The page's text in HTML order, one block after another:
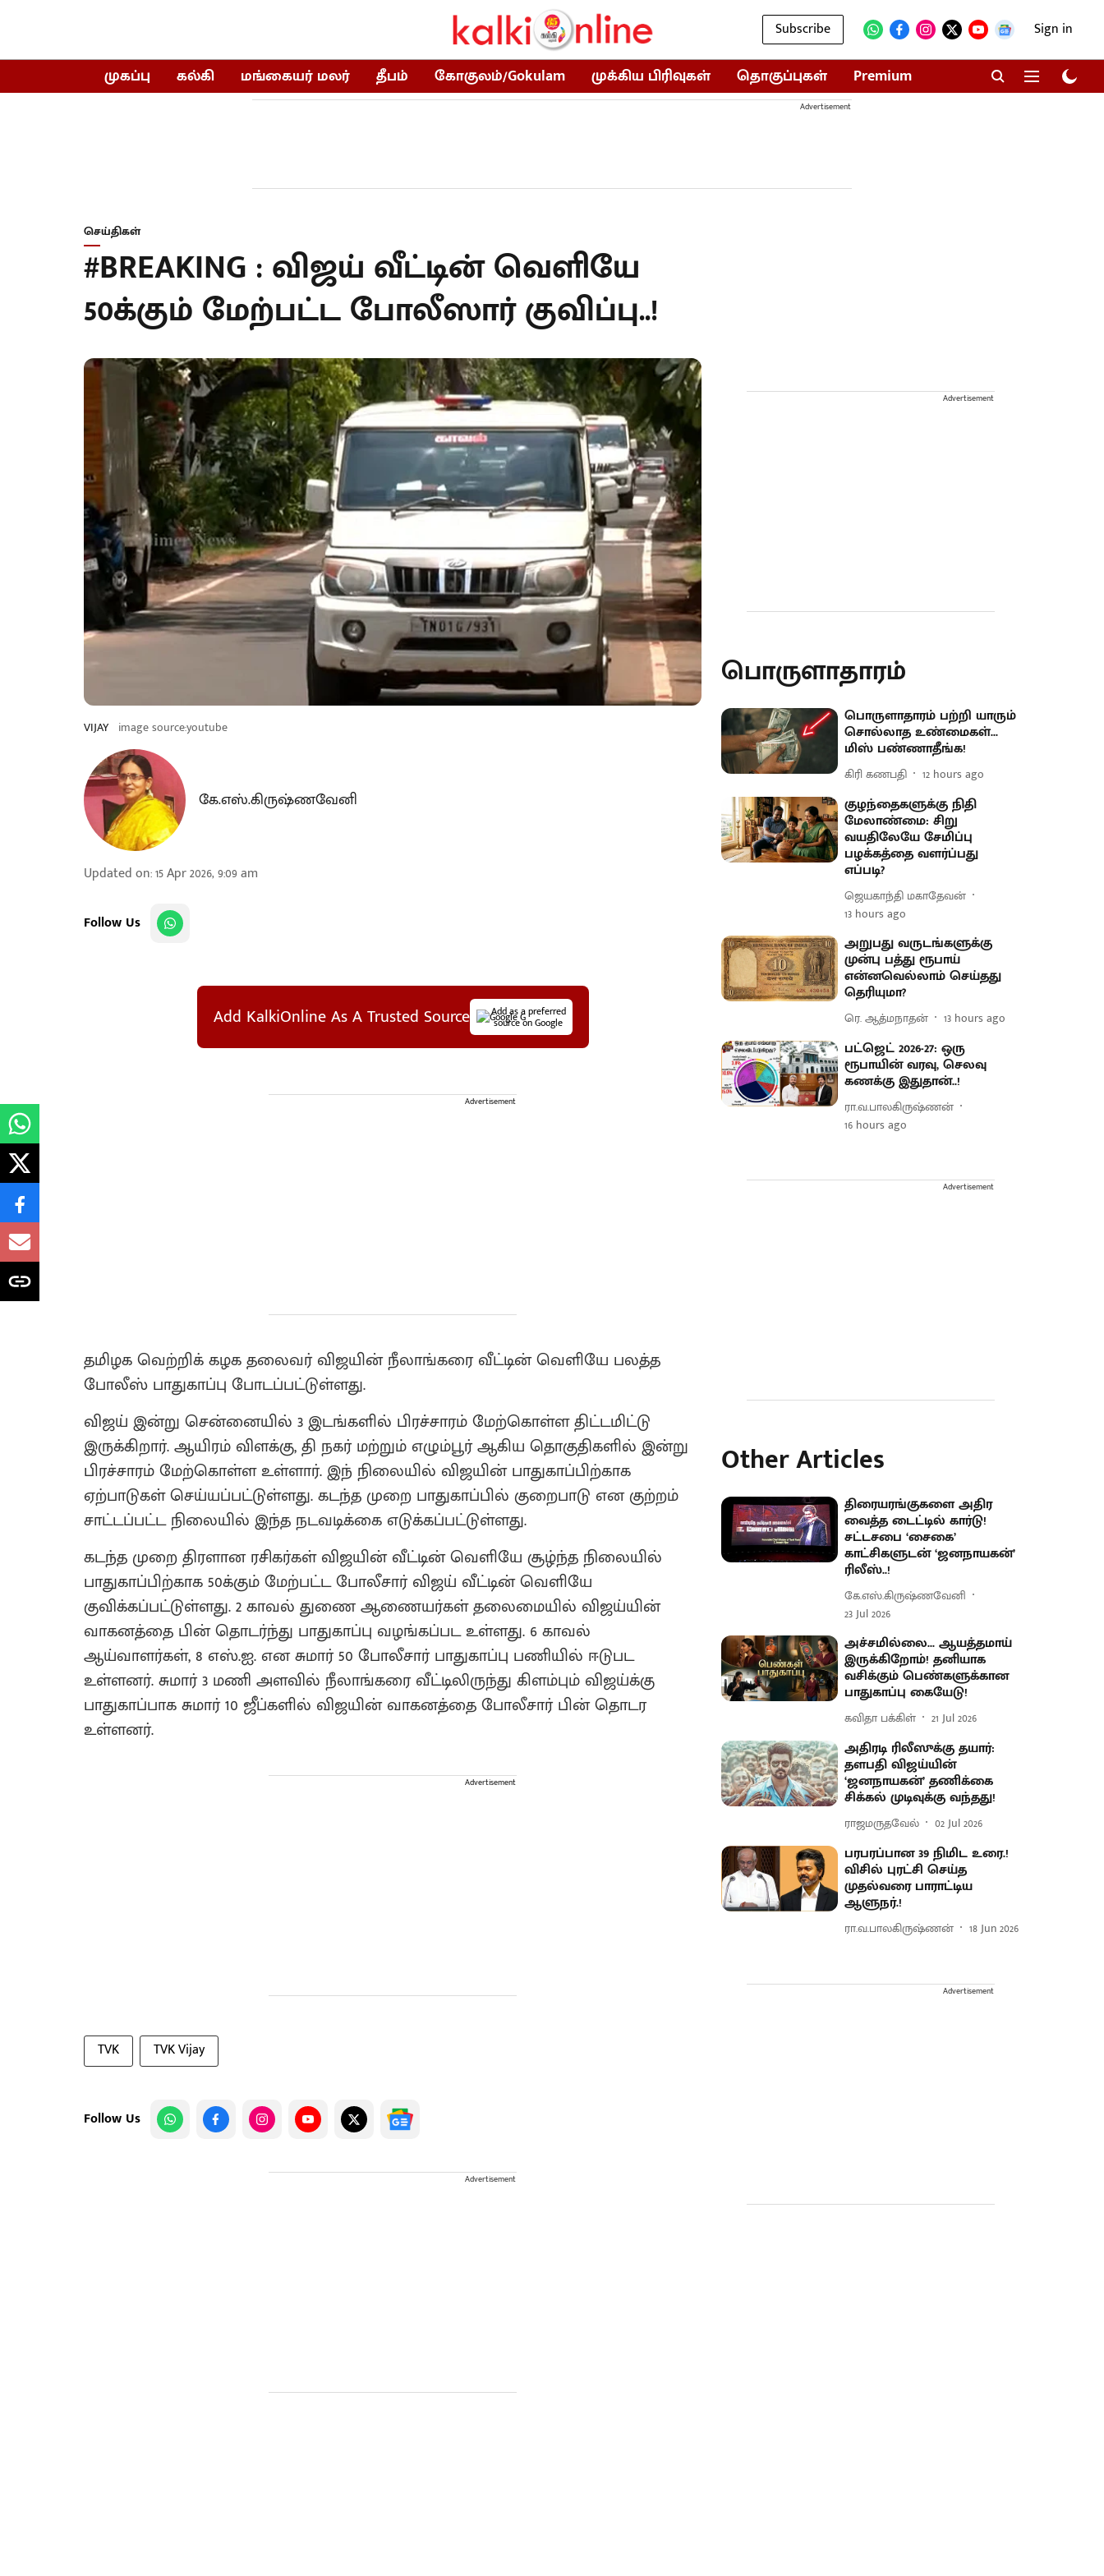
Subscribe Sign in
முகப்பு கல்கி மங்கையர் மலர் தீபம் கோகுலம்/Gokulam முக்கிய பிரிவுகள் தொகுப்புகள் Premium
Advertisement
செய்திகள்
#BREAKING : விஜய் வீட்டின் வெளியே
50க்கும் மேற்பட்ட போலீஸார் குவிப்பு..!
VIJAY image source:youtube
கே.எஸ்.கிருஷ்ணவேனி
Updated on:15 Apr 2026, 9:09 am
Follow Us
Add KalkiOnline As A Trusted Source Add as a preferred
source on Google
Advertisement
தமிழக வெற்றிக் கழக தலைவர் விஜயின் நீலாங்கரை வீட்டின் வெளியே பலத்த
போலீஸ் பாதுகாப்பு போடப்பட்டுள்ளது.
விஜய் இன்று சென்னையில் 3 இடங்களில் பிரச்சாரம் மேற்கொள்ள திட்டமிட்டு
இருக்கிறார். ஆயிரம் விளக்கு, தி நகர் மற்றும் எழும்பூர் ஆகிய தொகுதிகளில் இன்று
பிரச்சாரம் மேற்கொள்ள உள்ளார். இந் நிலையில் விஜயின் பாதுகாப்பிற்காக
ஏற்பாடுகள் செய்யப்பட்டுள்ளது. கடந்த முறை பாதுகாப்பில் குறைபாடு என குற்றம்
சாட்டப்பட்ட நிலையில் இந்த நடவடிக்கை எடுக்கப்பட்டுள்ளது.
கடந்த முறை திரளான ரசிகர்கள் விஜயின் வீட்டின் வெளியே சூழ்ந்த நிலையில்
பாதுகாப்பிற்காக 50க்கும் மேற்பட்ட போலீசார் விஜய் வீட்டின் வெளியே
குவிக்கப்பட்டுள்ளது. 2 காவல் துணை ஆணையர்கள் தலைமையில் விஜய்யின்
வாகனத்தை பின் தொடர்ந்து பாதுகாப்பு வழங்கப்பட உள்ளது. 6 காவல்
ஆய்வாளர்கள், 8 எஸ்.ஐ. என சுமார் 50 போலீசார் பாதுகாப்பு பணியில் ஈடுபட
உள்ளனர். சுமார் 3 மணி அளவில் நீலாங்கரை வீட்டிலிருந்து கிளம்பும் விஜய்க்கு
பாதுகாப்பாக சுமார் 10 ஜீப்களில் விஜயின் வாகனத்தை போலீசார் பின் தொடர
உள்ளனர்.
Advertisement
TVK TVK Vijay
Follow Us
Advertisement
Advertisement
பொருளாதாரம்
பொருளாதாரம் பற்றி யாரும்
சொல்லாத உண்மைகள்...
மிஸ் பண்ணாதீங்க!
கிரி கணபதி 12 hours ago
குழந்தைகளுக்கு நிதி
மேலாண்மை: சிறு
வயதிலேயே சேமிப்பு
பழக்கத்தை வளர்ப்பது
எப்படி?
ஜெயகாந்தி மகாதேவன்
13 hours ago
அறுபது வருடங்களுக்கு
முன்பு பத்து ரூபாய்
என்னவெல்லாம் செய்தது
தெரியுமா?
ரெ. ஆத்மநாதன் 13 hours ago
பட்ஜெட் 2026-27: ஒரு
ரூபாயின் வரவு, செலவு
கணக்கு இதுதான்..!
ரா.வ.பாலகிருஷ்ணன்
16 hours ago
Advertisement
Other Articles
திரையரங்குகளை அதிர
வைத்த டைட்டில் கார்டு!
சட்டசபை ‘சைகை’
காட்சிகளுடன் ‘ஜனநாயகன்’
ரிலீஸ்..!
கே.எஸ்.கிருஷ்ணவேனி
23 Jul 2026
அச்சமில்லை... ஆயத்தமாய்
இருக்கிறோம்! தனியாக
வசிக்கும் பெண்களுக்கான
பாதுகாப்பு கையேடு!
கவிதா பக்கிள் 21 Jul 2026
அதிரடி ரிலீஸுக்கு தயார்:
தளபதி விஜய்யின்
‘ஜனநாயகன்’ தணிக்கை
சிக்கல் முடிவுக்கு வந்தது!
ராஜமருதவேல் 02 Jul 2026
பரபரப்பான 39 நிமிட உரை.!
விசில் புரட்சி செய்த
முதல்வரை பாராட்டிய
ஆளுநர்.!
ரா.வ.பாலகிருஷ்ணன் 18 Jun 2026
Advertisement